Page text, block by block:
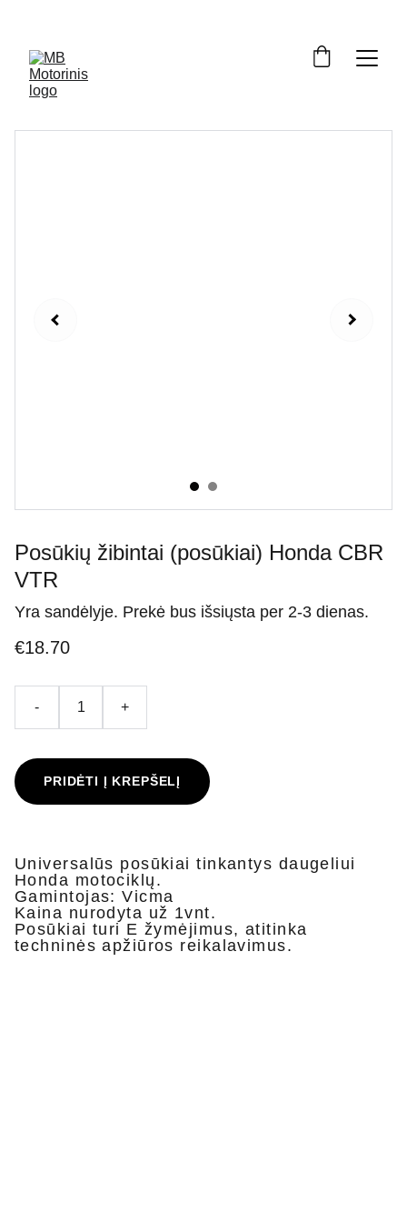
Posūkių žibintai (posūkiai) Honda CBR
VTR
Yra sandėlyje. Prekė bus išsiųsta per 2-3 dienas.
€18.70
- +
PRIDĖTI Į KREPŠELĮ
Universalūs posūkiai tinkantys daugeliui
Honda motociklų.
Gamintojas: Vicma
Kaina nurodyta už 1vnt.
Posūkiai turi E žymėjimus, atitinka
techninės apžiūros reikalavimus.